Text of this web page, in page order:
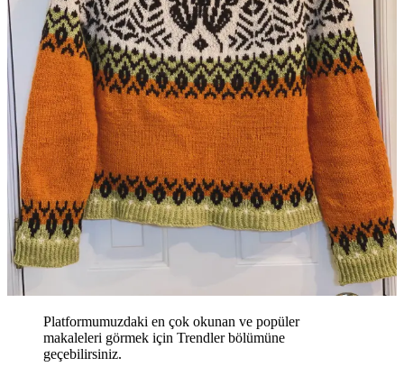
Platformumuzdaki en çok okunan ve popüler
makaleleri görmek için Trendler bölümüne
geçebilirsiniz.